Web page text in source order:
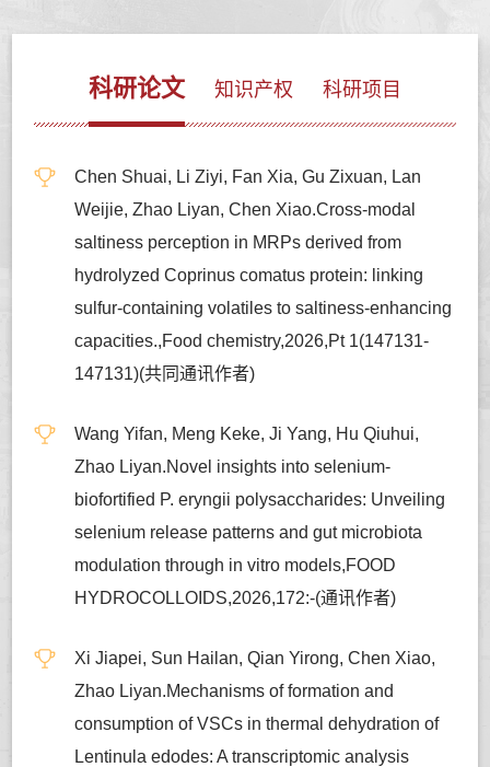
科研论文 知识产权 科研项目
Chen Shuai, Li Ziyi, Fan Xia, Gu Zixuan, Lan
Weijie, Zhao Liyan, Chen Xiao.Cross-modal
saltiness perception in MRPs derived from
hydrolyzed Coprinus comatus protein: linking
sulfur-containing volatiles to saltiness-enhancing
capacities.,Food chemistry,2026,Pt 1(147131-
147131)(共同通讯作者)
Wang Yifan, Meng Keke, Ji Yang, Hu Qiuhui,
Zhao Liyan.Novel insights into selenium-
biofortified P. eryngii polysaccharides: Unveiling
selenium release patterns and gut microbiota
modulation through in vitro models,FOOD
HYDROCOLLOIDS,2026,172:-(通讯作者)
Xi Jiapei, Sun Hailan, Qian Yirong, Chen Xiao,
Zhao Liyan.Mechanisms of formation and
consumption of VSCs in thermal dehydration of
Lentinula edodes: A transcriptomic analysis